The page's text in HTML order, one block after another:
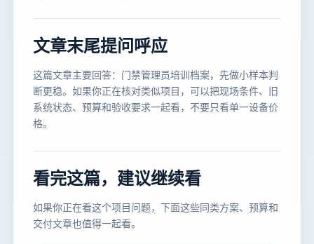
文章末尾提问呼应
这篇文章主要回答：门禁管理员培训档案，先做小样本判
断更稳。如果你正在核对类似项目，可以把现场条件、旧
系统状态、预算和验收要求一起看，不要只看单一设备价
格。
看完这篇，建议继续看
如果你正在看这个项目问题，下面这些同类方案、预算和
交付文章也值得一起看。